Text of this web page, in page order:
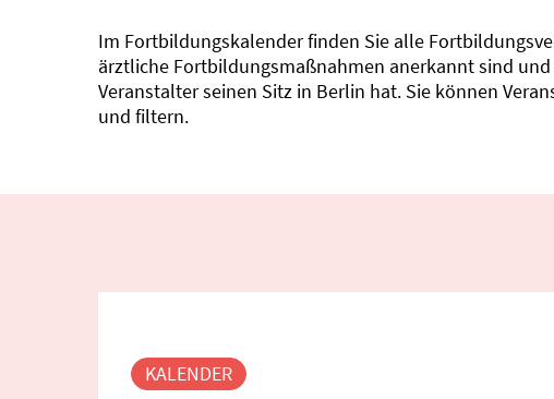
Im Fortbildungskalender finden Sie alle
ärztliche Fortbildungsmaßnahmen anerkannt sind
Veranstalter seinen Sitz in Berlin hat. Sie können
und filtern.
KALENDER